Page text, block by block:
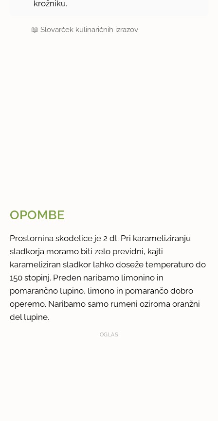
krožniku.
📖Slovarček kulinaričnih izrazov
OPOMBE
Prostornina skodelice je 2 dl. Pri karameliziranju
sladkorja moramo biti zelo previdni, kajti
karameliziran sladkor lahko doseže temperaturo do
150 stopinj. Preden naribamo limonino in
pomarančno lupino, limono in pomarančo dobro
operemo. Naribamo samo rumeni oziroma oranžni
del lupine.
OGLAS